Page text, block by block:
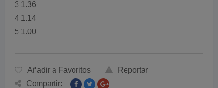
3 1.36
4 1.14
5 1.00
Añadir a Favoritos
Reportar
Compartir: